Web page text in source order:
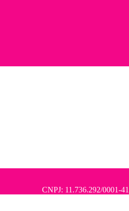
CNPJ: 11.736.292/0001-41